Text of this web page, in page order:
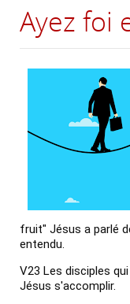
Ayez foi
fruit" Jésus a parlé
entendu.
V23 Les disciples
Jésus s'accomplir.